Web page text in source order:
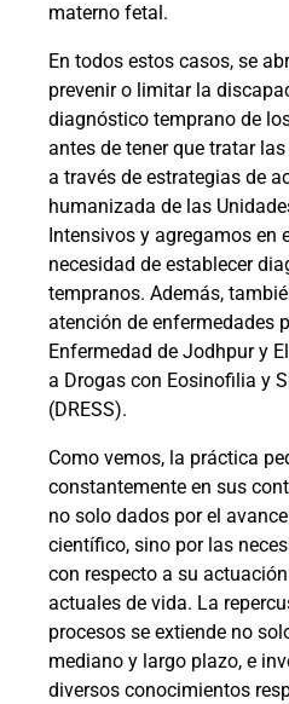
materno fetal.
En todos estos casos, se
prevenir o limitar la
diagnóstico temprano de
antes de tener que tratar
a través de estrategias de
humanizada de las
Intensivos y agregamos en
necesidad de establecer
tempranos. Además,
atención de enfermedades
Enfermedad de Jodhpur y
a Drogas con Eosinofilia y
(DRESS).
Como vemos, la práctica
constantemente en sus
no solo dados por el
científico, sino por las
con respecto a su
actuales de vida. La
procesos se extiende no
mediano y largo plazo, e
diversos conocimientos